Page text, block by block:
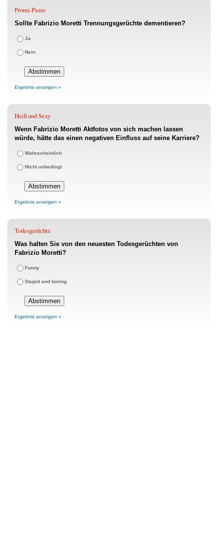
Promi-Paare
Sollte Fabrizio Moretti Trennungsgerüchte dementieren?
Ja
Nein
Ergebnis anzeigen »
Heiß und Sexy
Wenn Fabrizio Moretti Aktfotos von sich machen lassen
würde, hätte das einen negativen Einfluss auf seine Karriere?
Wahrscheinlich
Nicht unbedingt
Ergebnis anzeigen »
Todesgerüchte
Was halten Sie von den neuesten Todesgerüchten von
Fabrizio Moretti?
Funny
Stupid and boring
Ergebnis anzeigen »